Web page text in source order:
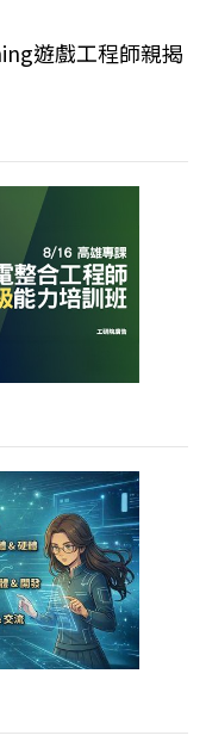
遊戲工程師親揭